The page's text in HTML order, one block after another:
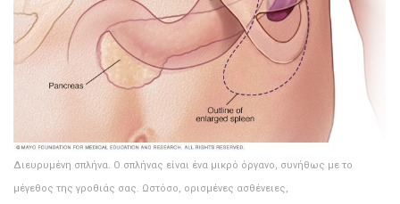
Διευρυμένη σπλήνα. Ο σπλήνας είναι ένα μικρό όργανο, συνήθως με το
μέγεθος της γροθιάς σας. Ωστόσο, ορισμένες ασθένειες,